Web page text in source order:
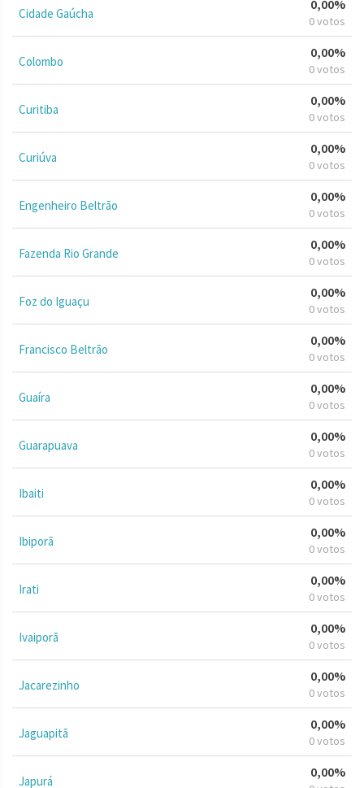
Cidade Gaúcha
0,00%
0 votos
Colombo
0,00%
0 votos
Curitiba
0,00%
0 votos
Curiúva
0,00%
0 votos
Engenheiro Beltrão
0,00%
0 votos
Fazenda Rio Grande
0,00%
0 votos
Foz do Iguaçu
0,00%
0 votos
Francisco Beltrão
0,00%
0 votos
Guaíra
0,00%
0 votos
Guarapuava
0,00%
0 votos
Ibaiti
0,00%
0 votos
Ibiporã
0,00%
0 votos
Irati
0,00%
0 votos
Ivaiporã
0,00%
0 votos
Jacarezinho
0,00%
0 votos
Jaguapitã
0,00%
0 votos
Japurá
0,00%